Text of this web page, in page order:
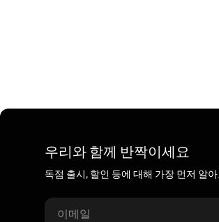
우리와 함께 반짝이세요
독점 출시, 할인 등에 대해 가장 먼저 알
이메일